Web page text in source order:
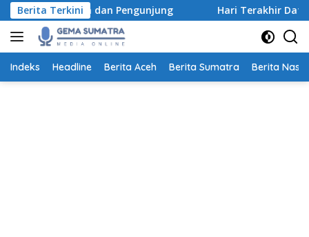
Langsung
ke
konten
Berita Terkini
dan Pengunjung Hari Terakhir Daftar Beasiswa
Indeks Headline Berita Aceh Berita Sumatra Berita